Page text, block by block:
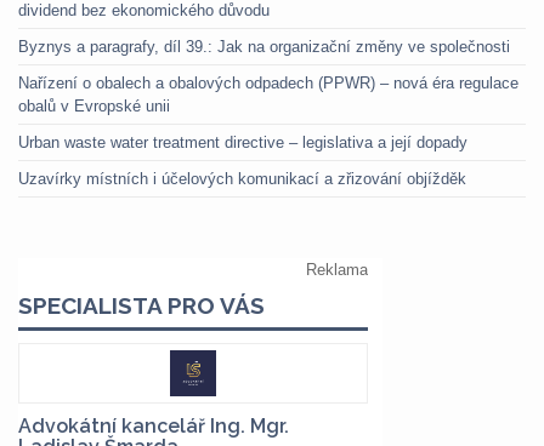
dividend bez ekonomického důvodu
Byznys a paragrafy, díl 39.: Jak na organizační změny ve společnosti
Nařízení o obalech a obalových odpadech (PPWR) – nová éra regulace
obalů v Evropské unii
Urban waste water treatment directive – legislativa a její dopady
Uzavírky místních i účelových komunikací a zřizování objížděk